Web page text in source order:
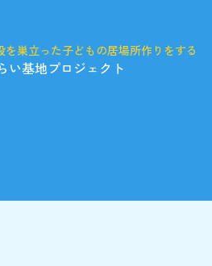
を巣立った子どもの居場所作りをする
い基地プロジェクト